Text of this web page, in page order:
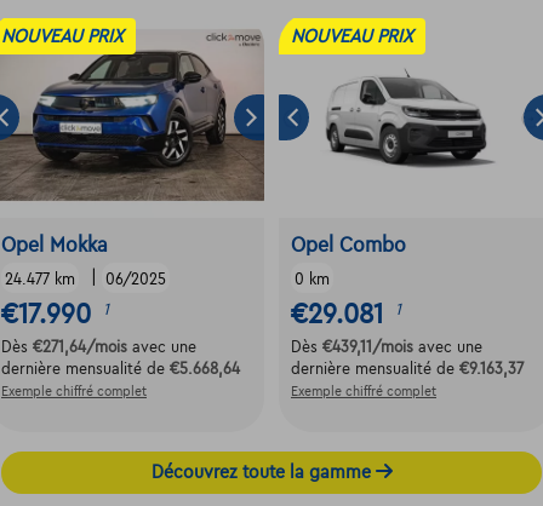
NOUVEAU PRIX
Opel Mokka
24.477 km 06/2025
€17.990 1
Dès €271,64/mois avec une
dernière mensualité de €5.668,64
Exemple chiffré complet
NOUVEAU PRIX
Opel Combo
0 km
€29.081 1
Dès €439,11 /mois avec une
dernière mensualité de €9.163,37
Exemple chiffré complet
Découvrez toute la gamme